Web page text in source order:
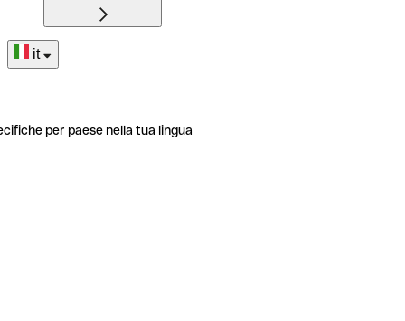
it
per paese nella tua lingua